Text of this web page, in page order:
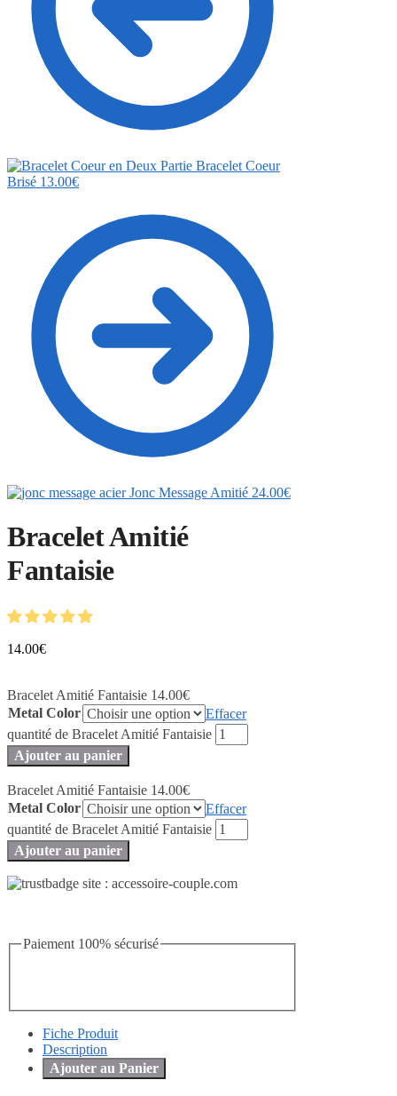
Bracelet Coeur
Brisé 13.00€
Jonc Message Amitié 24.00€
Bracelet Amitié
Fantaisie
14.00€
Bracelet Amitié Fantaisie 14.00€
Metal Color
Effacer
quantité de Bracelet Amitié Fantaisie
Ajouter au panier
Bracelet Amitié Fantaisie 14.00€
Metal Color
Effacer
quantité de Bracelet Amitié Fantaisie
Ajouter au panier
Paiement 100% sécurisé
Fiche Produit
Description
Ajouter au Panier